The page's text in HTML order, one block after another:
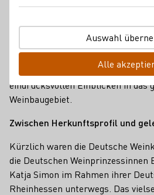
Das abwechslungsreiche
Familienkultur und moderne
eindrucksvollen Einblicken in das
Weinbaugebiet.
Zwischen Herkunftsprofil und
Kürzlich waren die Deutsche
die Deutschen Weinprinzessinnen
Katja Simon im Rahmen ihrer
Rheinhessen unterwegs. Das
Auswahl
Alle